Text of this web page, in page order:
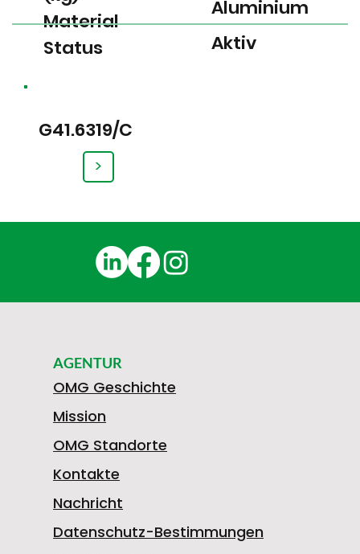
G41.6319/C
>
Material
Status
Aluminium
Aktiv
AGENTUR
OMG Geschichte
Mission
OMG Standorte
Kontakte
Nachricht
Datenschutz-Bestimmungen